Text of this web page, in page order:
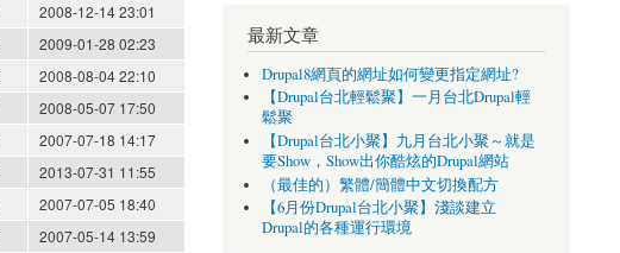
2008-12-14 23:01
2009-01-28 02:23
2008-08-04 22:10
2008-05-07 17:50
2007-07-18 14:17
2013-07-31 11:55
2007-07-05 18:40
2007-05-14 13:59
最新文章
Drupal8網頁的網址如何變更指定網址?
【Drupal台北輕鬆聚】一月台北Drupal輕
鬆聚
【Drupal台北小聚】九月台北小聚～就是
要Show，Show出你酷炫的Drupal網站
（最佳的）繁體/簡體中文切換配方
【6月份Drupal台北小聚】淺談建立
Drupal的各種運行環境